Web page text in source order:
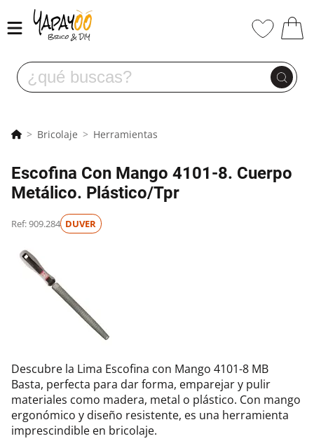
Bricolaje Herramientas
Escofina Con Mango 4101-8. Cuerpo
Metálico. Plástico/Tpr
Ref: 909.284 DUVER
Descubre la Lima Escofina con Mango 4101-8 MB
Basta, perfecta para dar forma, emparejar y pulir
materiales como madera, metal o plástico. Con mango
ergonómico y diseño resistente, es una herramienta
imprescindible en bricolaje.